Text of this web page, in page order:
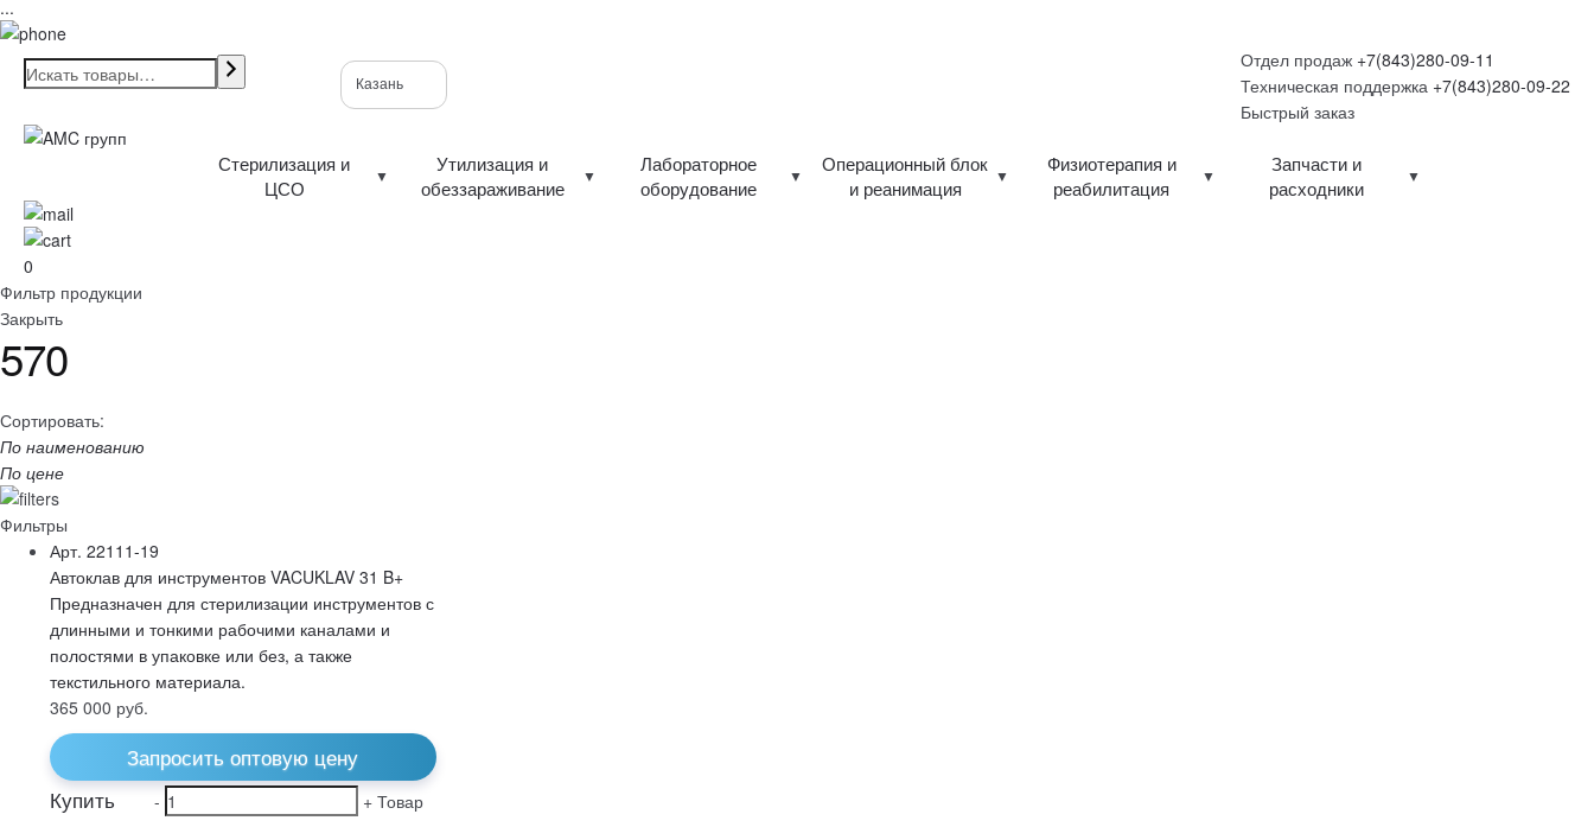
...
Казань
Отдел продаж +7(843)280-09-11
Техническая поддержка +7(843)280-09-22
Быстрый заказ
Стерилизация и
ЦСО
Утилизация и
обеззараживание
Лабораторное
оборудование
Операционный блок
и реанимация
Физиотерапия и
реабилитация
Запчасти и
расходники
0
Фильтр продукции
Закрыть
570
Сортировать:
По наименованию
По цене
Фильтры
Арт. 22111-19
Автоклав для инструментов VACUKLAV 31 B+
Предназначен для стерилизации инструментов с
длинными и тонкими рабочими каналами и
полостями в упаковке или без, а также
текстильного материала.
365 000 руб.
Запросить оптовую цену
Купить
- + Товар